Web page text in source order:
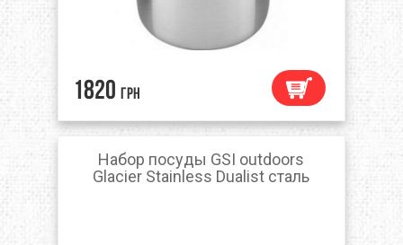
1820 грн
Набор посуды GSI outdoors
Glacier Stainless Dualist сталь